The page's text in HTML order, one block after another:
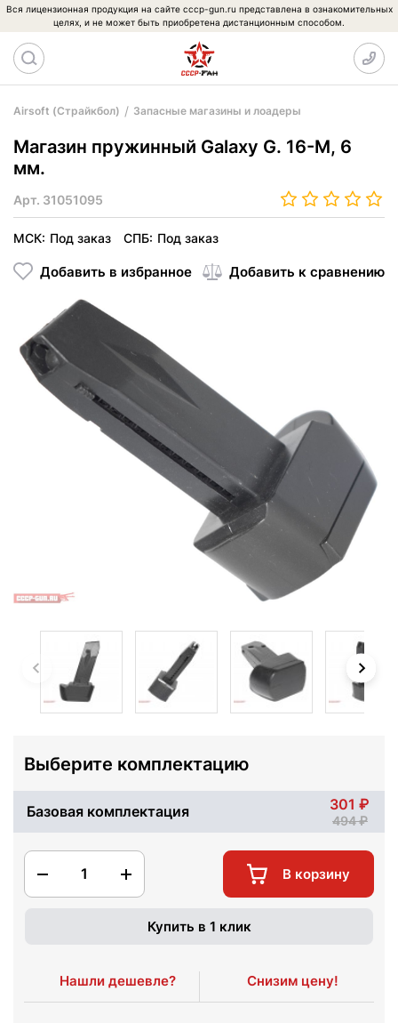
Вся лицензионная продукция на сайте cccp-gun.ru представлена в ознакомительных
целях, и не может быть приобретена дистанционным способом.
Airsoft (Страйкбол) Запасные магазины и лоадеры
Магазин пружинный Galaxy G. 16-M, 6
мм.
Арт. 31051095
МСК: Под заказ СПБ: Под заказ
Добавить в избранное Добавить к сравнению
Выберите комплектацию
Базовая комплектация 301
494
1 В корзину
Купить в 1 клик
Нашли дешевле? Снизим цену!